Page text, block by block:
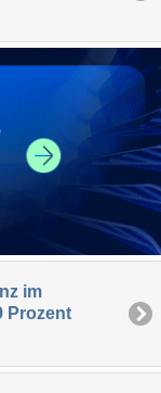
im
Prozent